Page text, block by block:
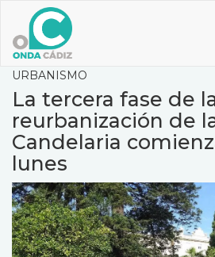
contenido
principal
URBANISMO
La tercera fase de
reurbanización de
Candelaria
lunes